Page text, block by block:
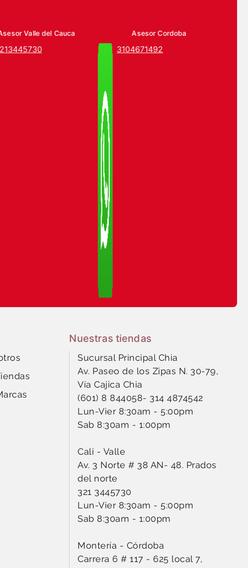
Valle del Cauca Asesor Cordoba
3104671492
Nuestras tiendas
Sucursal Principal Chia
Av. Paseo de los Zipas N. 30-79,
Vía Cajica Chia
(601) 8 844058- 314 4874542
Lun-Vier 8:30am - 5:00pm
Sab 8:30am - 1:00pm
Cali - Valle
Av. 3 Norte # 38 AN- 48. Prados
del norte
321 3445730
Lun-Vier 8:30am - 5:00pm
Sab 8:30am - 1:00pm
Montería - Córdoba
Carrera 6 # 117 - 625 local 7,